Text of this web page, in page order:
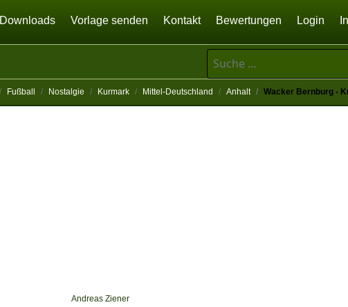
Downloads Vorlage senden Kontakt Bewertungen Login
Suchen
Fußball Nostalgie Kurmark Mittel-Deutschland Anhalt Wacker Bernburg -
Andreas Ziener